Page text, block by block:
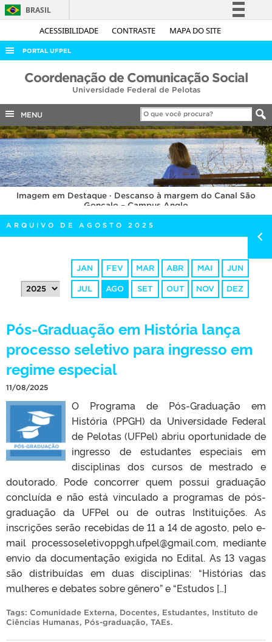
ACESSIBILIDADE CONTRASTE MAPA DO SITE
BRASIL
Simplifique!
Acesso à informação
Legislação
Canais
PORTAL UFPEL
ACESSO À INFORMAÇÃO
COBALTO
CONCURSOS
EDITAIS
INTERNACIONAL
OUVIDORIA
PORTARIAS
TELEFONES
Coordenação de Comunicação Social
Universidade Federal de Pelotas
MENU
Imagem em Destaque · Descanso à margem do Canal São
Gonçalo – Campus Anglo
ARQUIVO DE AGOSTO 2025
JAN FEV MAR ABR MAI JUN
JUL AGO SET OUT NOV DEZ
Pós-Graduação em História lança
processo seletivo para ingresso em
regime especial
11/08/2025
O Programa de Pós-Graduação em
História (PPGH) da Universidade Federal
de Pelotas (UFPel) abriu oportunidade de
ingresso de estudantes especiais em
disciplinas dos cursos de mestrado e
doutorado. Pode concorrer quem possui graduação
concluída e não está vinculado a programas de pós-
graduação da UFPel ou de outras Instituições. As
inscrições serão recebidas de 11 a 14 de agosto, pelo e-
mail processoseletivoppgh.ufpel@gmail.com, mediante
envio da documentação exigida no Edital. As 13 vagas
são distribuídas em duas disciplinas: “Histórias das
mulheres e debates sobre gênero” e “Estudos […]
Tags: Comunidade Externa, Docentes, Estudantes, Instituto de
Ciências Humanas, Pós-graduação, TAEs.